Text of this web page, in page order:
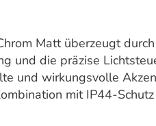
Matt überzeugt
und die präzise
und wirkungsvolle
mit IP44-